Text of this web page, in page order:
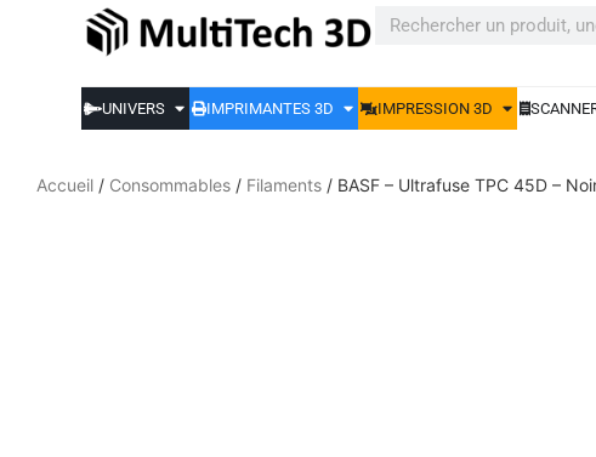
UNIVERS IMPRIMANTES 3D IMPRESSION 3D
Accueil / Consommables / Filaments / BASF – Ultrafuse TPC 45D –